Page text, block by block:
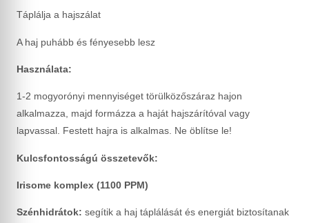
Táplálja a hajszálat
A haj puhább és fényesebb lesz
Használata:
1-2 mogyorónyi mennyiséget törülközőszáraz hajon
alkalmazza, majd formázza a haját hajszárítóval vagy
lapvassal. Festett hajra is alkalmas. Ne öblítse le!
Kulcsfontosságú összetevők:
Irisome komplex (1100 PPM)
Szénhidrátok: segítik a haj táplálását és energiát biztosítanak